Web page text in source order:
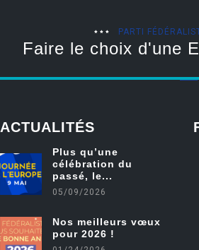
PARTI
Faire le choix d'une
ACTUALITÉS
Plus qu’une
célébration du
passé, le...
05/09/2026
Nos meilleurs vœux
pour 2026 !